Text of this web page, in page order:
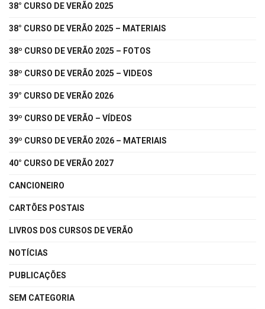
38° CURSO DE VERÃO 2025
38° CURSO DE VERÃO 2025 – MATERIAIS
38º CURSO DE VERÃO 2025 – FOTOS
38º CURSO DE VERÃO 2025 – VIDEOS
39° CURSO DE VERÃO 2026
39º CURSO DE VERÃO – VÍDEOS
39º CURSO DE VERÃO 2026 – MATERIAIS
40° CURSO DE VERÃO 2027
CANCIONEIRO
CARTÕES POSTAIS
LIVROS DOS CURSOS DE VERÃO
NOTÍCIAS
PUBLICAÇÕES
SEM CATEGORIA